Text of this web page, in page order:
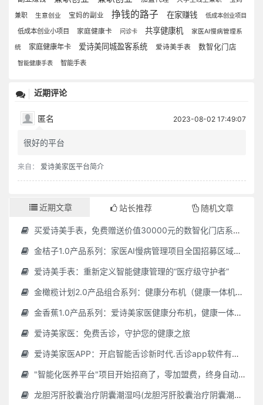
兼职
生意创业 宝妈的副业 挣钱的路子 在家赚钱 低成本创业项目
低成本创业小项目 家庭健康卡 问诊卡 共享健康机 家医AI慢病管理系
统 家庭健康年卡 爱诗美同城盈客系统 爱诗美手表 数智化门店
智能健康手表 智能手表
近期评论
匿名 2023-08-02 17:49:07
很好的平台
来自： 爱诗美家医平台简介
近期文章 站长推荐 随机文章
买爱诗美手表，免费赠送价值30000元的数智化门店系统一套（含硬件）
金桔子1.0产品系列：家医AI慢病管理项目全国招募区域合伙人，低投入，高回报，长收益
爱诗美手表：重新定义智能健康管理的“医疗级守护者”
金橄榄计划2.0产品组合系列：健康分布机（健康一体机）+慢病管理系统，可落地在健康小屋，社区服务中心等等
金香蕉1.0产品系列：爱诗美家医健康分布机，健康一体机，社区服务中心，药店，健康小屋都需要
爱诗美家医：免费舌诊，守护您的健康之旅
爱诗美家医APP：开启智能舌诊新时代.舌诊app软件有哪些 好用的舌诊app大全
"智能化医养平台"项目开始招商了，零加盟费，终身自动赚钱
龙胆泻肝胶囊治疗阴囊潮湿吗(龙胆泻肝胶囊治疗阴囊潮湿吗怎么服用)